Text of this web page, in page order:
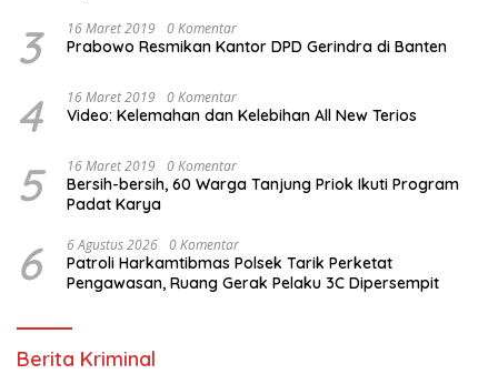
3 16 Maret 2019 0 Komentar
Prabowo Resmikan Kantor DPD Gerindra di Banten
4 16 Maret 2019 0 Komentar
Video: Kelemahan dan Kelebihan All New Terios
5 16 Maret 2019 0 Komentar
Bersih-bersih, 60 Warga Tanjung Priok Ikuti Program
Padat Karya
6 6 Agustus 2026 0 Komentar
Patroli Harkamtibmas Polsek Tarik Perketat
Pengawasan, Ruang Gerak Pelaku 3C Dipersempit
Berita Kriminal